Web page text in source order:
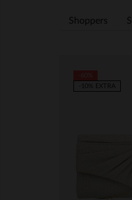
Shoppers
-10% EXTRA